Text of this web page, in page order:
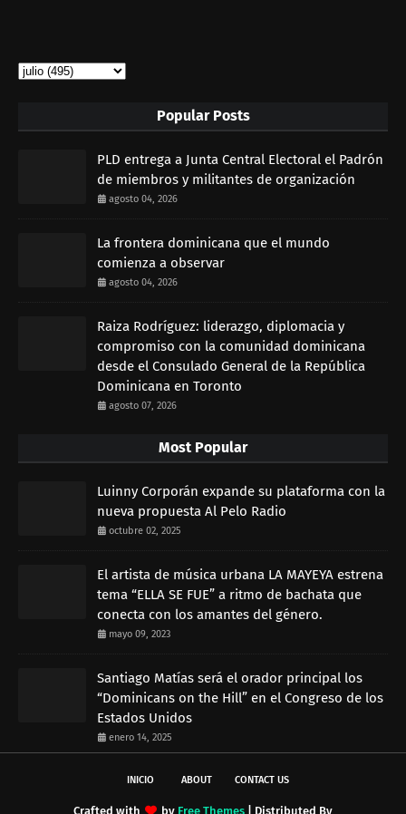
Popular Posts
PLD entrega a Junta Central Electoral el Padrón
de miembros y militantes de organización
agosto 04, 2026
La frontera dominicana que el mundo
comienza a observar
agosto 04, 2026
Raiza Rodríguez: liderazgo, diplomacia y
compromiso con la comunidad dominicana
desde el Consulado General de la República
Dominicana en Toronto
agosto 07, 2026
Most Popular
Luinny Corporán expande su plataforma con la
nueva propuesta Al Pelo Radio
octubre 02, 2025
El artista de música urbana LA MAYEYA estrena
tema “ELLA SE FUE” a ritmo de bachata que
conecta con los amantes del género.
mayo 09, 2023
Santiago Matías será el orador principal los
“Dominicans on the Hill” en el Congreso de los
Estados Unidos
enero 14, 2025
INICIO ABOUT CONTACT US
Crafted with by Free Themes | Distributed By